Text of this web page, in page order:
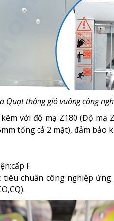
Quạt thông gió vuông công
với độ mạ Z180 (Độ mạ
tổng cả 2 mặt), đảm bảo
F
chuẩn công nghiệp